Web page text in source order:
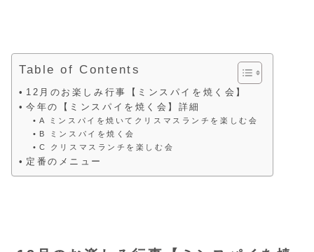
Table of Contents
12月のお楽しみ行事【ミンスパイを焼く会】
今年の【ミンスパイを焼く会】詳細
A ミンスパイを焼いてクリスマスランチを楽しむ会
B ミンスパイを焼く会
C クリスマスランチを楽しむ会
定番のメニュー